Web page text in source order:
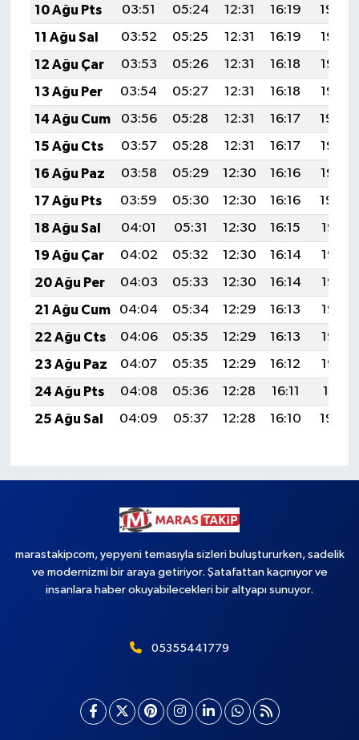
10 Ağu Pts
03:51 05:24 12:31 16:19
19:29
11 Ağu Sal
03:52 05:25 12:31 16:19
19:28
12 Ağu Çar
03:53 05:26 12:31 16:18
19:27
13 Ağu Per
03:54 05:27 12:31 16:18
19:25
14 Ağu Cum
03:56 05:28 12:31 16:17
19:24
15 Ağu Cts
03:57 05:28 12:31 16:17
19:23
16 Ağu Paz
03:58 05:29 12:30 16:16
19:22
17 Ağu Pts
03:59 05:30 12:30 16:16
19:20
18 Ağu Sal
04:01 05:31 12:30 16:15
19:19
19 Ağu Çar
04:02 05:32 12:30 16:14
19:18
20 Ağu Per
04:03 05:33 12:30 16:14
19:16
21 Ağu Cum
04:04 05:34 12:29 16:13
19:15
22 Ağu Cts
04:06 05:35 12:29 16:13
19:14
23 Ağu Paz
04:07 05:35 12:29 16:12
19:12
24 Ağu Pts
04:08 05:36 12:28 16:11
19:11
25 Ağu Sal
04:09 05:37 12:28 16:10 19:09
marastakipcom, yepyeni temasıyla sizleri buluştururken, sadelik
ve modernizmi bir araya getiriyor. Şatafattan kaçınıyor ve
insanlara haber okuyabilecekleri bir altyapı sunuyor.
05355441779